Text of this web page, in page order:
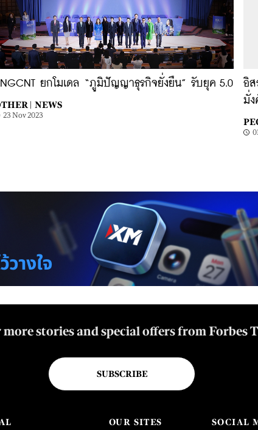
ยกโมเดล “ภูมิปัญญาธุรกิจยั่งยืน” รับยุค 5.0
| NEWS
23 Nov 2023
อิส
มั่ง
more stories and special offers from Forbes
SUBSCRIBE
OUR SITES SOCIAL